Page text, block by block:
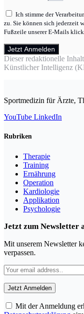
Ich stimme der
zu. Sie können sich jederzeit
Fußzeile unserer E-Mails
Jetzt Anmelden
Dieser redaktionelle
Künstlicher Intelligenz
Sportmedizin für Ärzte,
YouTube LinkedIn
Rubriken
Therapie
Training
Ernährung
Operation
Kardiologie
Applikation
Psychologie
Jetzt zum Newsletter
Mit unserem Newsletter
verpassen.
Mit der Anmeldung